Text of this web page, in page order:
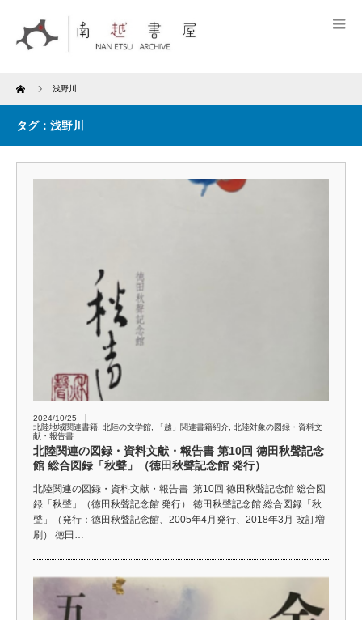
Home 浅野川
タグ：浅野川
2024/10/25
北陸地域関連書籍 北陸の文学館 「越」関連書籍紹介 北陸対象の図録・資料文
献・報告書
北陸関連の図録・資料文献・報告書 第10回 徳田秋聲記念
館 総合図録「秋聲」（徳田秋聲記念館 発行）
北陸関連の図録・資料文献・報告書 第10回 徳田秋聲記念館 総合図
録「秋聲」（徳田秋聲記念館 発行） 徳田秋聲記念館 総合図録「秋
聲」（発行：徳田秋聲記念館、2005年4月発行、2018年3月 改訂増
刷） 徳田…